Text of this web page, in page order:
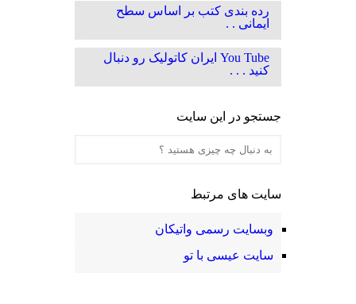
رده بندی کتب بر اساس سطح
ایمانی . .
You Tube ایران کاتولیک رو دنبال
کنید . . .
جستجو در این سایت
سایت های مرتبط
وبسایت رسمی واتیکان
سایت عیسی با تو